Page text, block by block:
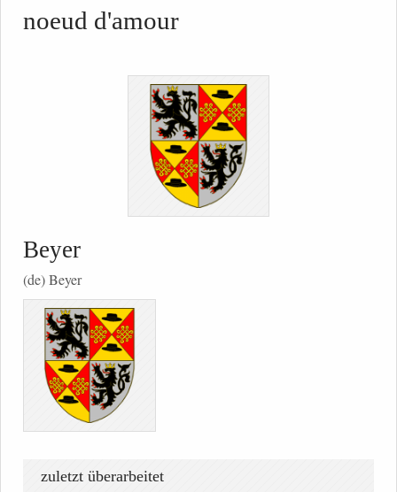
noeud d'amour
Beyer
(de) Beyer
zuletzt überarbeitet